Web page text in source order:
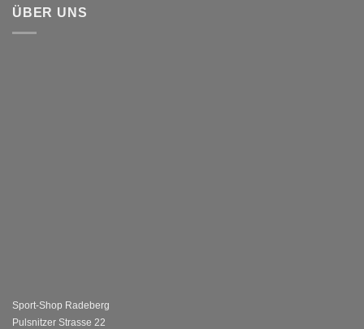
ÜBER UNS
Sport-Shop Radeberg
Pulsnitzer Strasse 22